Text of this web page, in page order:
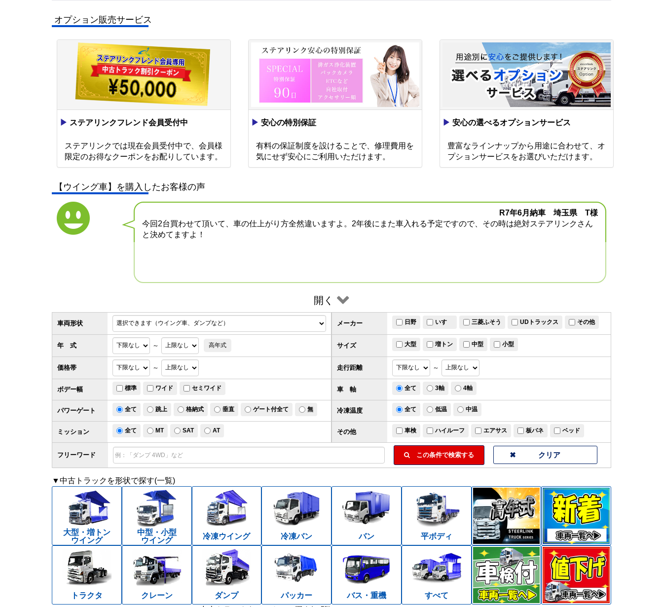
オプション販売サービス
▶ ステアリンクフレンド会員受付中
ステアリンクでは現在会員受付中で、会員様
限定のお得なクーポンをお配りしています。
▶ 安心の特別保証
有料の保証制度を設けることで、修理費用を
気にせず安心にご利用いただけます。
▶ 安心の選べるオプションサービス
豊富なラインナップから用途に合わせて、オ
プションサービスをお選びいただけます。
【ウイング車】を購入したお客様の声
R7年6月納車 埼玉県 T様
今回2台買わせて頂いて、車の仕上がり方全然違いますよ。2年後にまた車入れる予定ですので、その時は絶対ステアリンクさん
と決めてますよ！
開く
車両形状
サイズ 大型 増トン 中型 小型
価格帯 ～
フリーワード この条件で検索する
メーカー 日野 いすゞ 三菱ふそう UDトラックス その他
年 式 ～ 高年式
走行距離 ～
ボデー幅 標準 ワイド セミワイド 車 軸 全て 3軸 4軸
パワーゲート 全て 跳上 格納式 垂直 ゲート付全て 無 冷凍温度 全て 低温 中温
ミッション 全て MT SAT AT その他 車検 ハイルーフ エアサス 板バネ ベッド
▼中古トラックを形状で探す(一覧)
大型・増トン
ウイング
中型・小型
ウイング
冷凍ウイング 冷凍バン バン 平ボディ
トラクタ クレーン ダンプ パッカー バス・重機
すべて